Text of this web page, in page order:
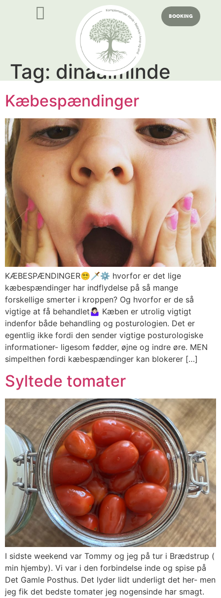
BOOKING
Tag: dinaalminde
Kæbespændinger
KÆBESPÆNDINGER😵‍💫🗡⚙️ hvorfor er det lige
kæbespændinger har indflydelse på så mange
forskellige smerter i kroppen? Og hvorfor er de så
vigtige at få behandlet🤷🏻‍♀️ Kæben er utrolig vigtigt
indenfor både behandling og posturologien. Det er
egentlig ikke fordi den sender vigtige posturologiske
informationer- ligesom fødder, øjne og indre øre. MEN
simpelthen fordi kæbespændinger kan blokerer […]
Syltede tomater
I sidste weekend var Tommy og jeg på tur i Brædstrup (
min hjemby). Vi var i den forbindelse inde og spise på
Det Gamle Posthus. Det lyder lidt underligt det her- men
jeg fik det bedste tomater jeg nogensinde har smagt.